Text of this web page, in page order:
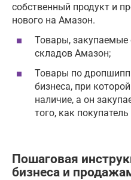
собственный продукт и
нового на Амазон.
Товары, закупаемые
складов Амазон;
Товары по
бизнеса, при
наличие, а он
того, как
Пошаговая
бизнеса и